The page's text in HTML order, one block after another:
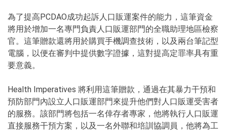
為了提高PCDAO成功起訴人口販運案件的能力，這筆資金
將用於增加一名專門負責人口販運部門的全職助理地區檢察
官。這筆贈款還將用於購買手機調查技術，以及兩台筆記型
電腦，以便在審判中提供數字證據，這對提高定罪率具有重
要意義。
Health Imperatives 將利用這筆贈款，通過在其暴力干預和
預防部門內設立人口販運部門來提升他們對人口販運受害者
的服務。該部門將包括一名倖存者專家，他將執行人口販運
直接服務干預方案，以及一名外聯和培訓協調員，他將為工